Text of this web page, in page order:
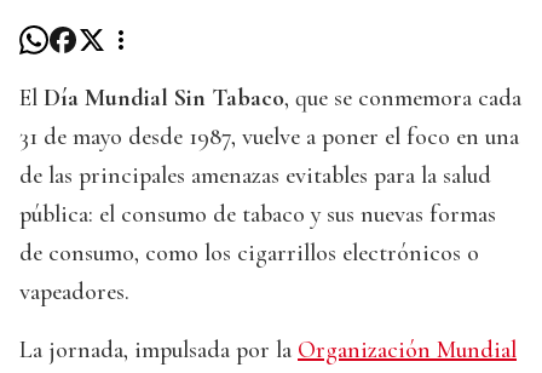
El Día Mundial Sin Tabaco, que se conmemora cada
31 de mayo desde 1987, vuelve a poner el foco en una
de las principales amenazas evitables para la salud
pública: el consumo de tabaco y sus nuevas formas
de consumo, como los cigarrillos electrónicos o
vapeadores.
La jornada, impulsada por la Organización Mundial